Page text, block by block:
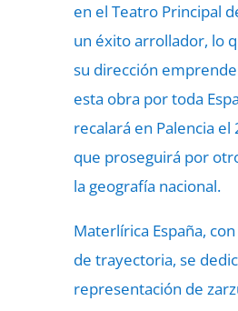
en el Teatro Principal
un éxito arrollador, lo
su dirección
esta obra por toda
recalará en Palencia el
que proseguirá por
la geografía nacional.
Materlírica España,
de trayectoria, se
representación de